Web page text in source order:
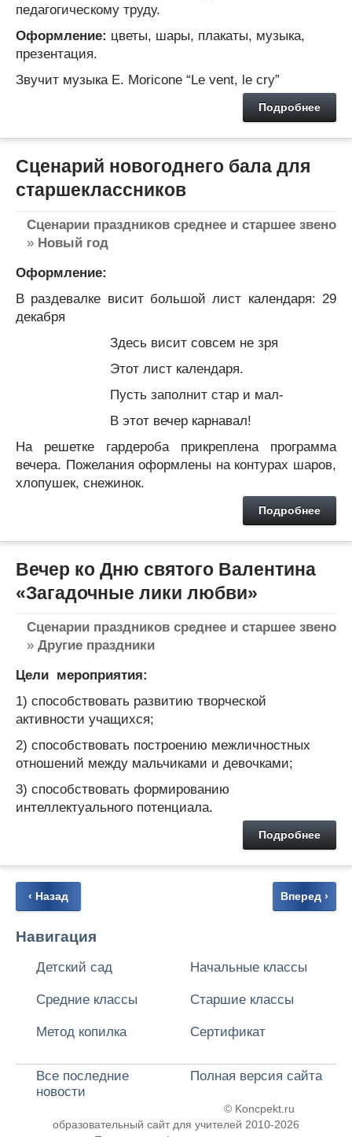
педагогическому труду.
Оформление: цветы, шары, плакаты, музыка,
презентация.
Звучит музыка E. Moricone “Le vent, le cry”
Подробнее
Сценарий новогоднего бала для
старшеклассников
Сценарии праздников среднее и старшее звено
» Новый год
Оформление:
В раздевалке висит большой лист календаря: 29
декабря
Здесь висит совсем не зря
Этот лист календаря.
Пусть заполнит стар и мал-
В этот вечер карнавал!
На решетке гардероба прикреплена программа
вечера. Пожелания оформлены на контурах шаров,
хлопушек, снежинок.
Подробнее
Вечер ко Дню святого Валентина
«Загадочные лики любви»
Сценарии праздников среднее и старшее звено
» Другие праздники
Цели мероприятия:
1) способствовать развитию творческой
активности учащихся;
2) способствовать построению межличностных
отношений между мальчиками и девочками;
3) способствовать формированию
интеллектуального потенциала.
Подробнее
Вперед ›
‹ Назад
Навигация
Детский сад Начальные классы
Средние классы Старшие классы
Метод копилка Сертификат
Все последние
новости
Полная версия сайта
© Koncpekt.ru
образовательный сайт для учителей 2010-2026